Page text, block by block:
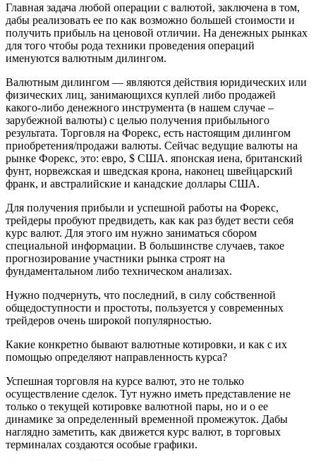
Главная задача любой операции с валютой, заключена в том,
дабы реализовать ее по как возможно большей стоимости и
получить прибыль на ценовой отличии. На денежных рынках
для того чтобы рода техники проведения операций
именуются валютным дилингом.
Валютным дилингом — являются действия юридических или
физических лиц, занимающихся куплей либо продажей
какого-либо денежного инструмента (в нашем случае –
зарубежной валюты) с целью получения прибыльного
результата. Торговля на Форекс, есть настоящим дилингом
приобретения/продажи валюты. Сейчас ведущие валюты на
рынке Форекс, это: евро, $ CША. японская иена, британский
фунт, норвежская и шведская крона, наконец швейцарский
франк, и австралийские и канадские доллары США.
Для получения прибыли и успешной работы на Форекс,
трейдеры пробуют предвидеть, как как раз будет вести себя
курс валют. Для этого им нужно заниматься сбором
специальной информации. В большинстве случаев, такое
прогнозирование участники рынка строят на
фундаментальном либо техническом анализах.
Нужно подчернуть, что последний, в силу собственной
общедоступности и простоты, пользуется у современных
трейдеров очень широкой популярностью.
Какие конкретно бывают валютные котировки, и как с их
помощью определяют направленность курса?
Успешная торговля на курсе валют, это не только
осуществление сделок. Тут нужно иметь представление не
только о текущей котировке валютной пары, но и о ее
динамике за определенный временной промежуток. Дабы
наглядно заметить, как движется курс валют, в торговых
терминалах создаются особые графики.